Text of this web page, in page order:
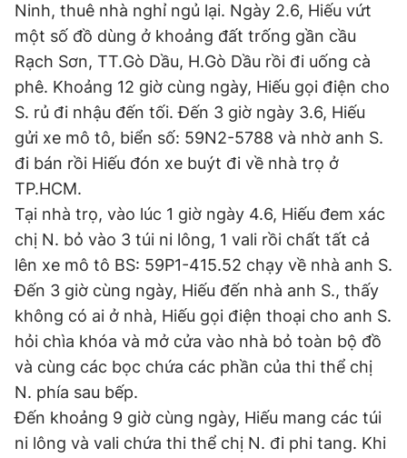
Ninh, thuê nhà nghỉ ngủ lại. Ngày 2.6, Hiếu vứt
một số đồ dùng ở khoảng đất trống gần cầu
Rạch Sơn, TT.Gò Dầu, H.Gò Dầu rồi đi uống cà
phê. Khoảng 12 giờ cùng ngày, Hiếu gọi điện cho
S. rủ đi nhậu đến tối. Đến 3 giờ ngày 3.6, Hiếu
gửi xe mô tô, biển số: 59N2-5788 và nhờ anh S.
đi bán rồi Hiếu đón xe buýt đi về nhà trọ ở
TP.HCM.
Tại nhà trọ, vào lúc 1 giờ ngày 4.6, Hiếu đem xác
chị N. bỏ vào 3 túi ni lông, 1 vali rồi chất tất cả
lên xe mô tô BS: 59P1-415.52 chạy về nhà anh S.
Đến 3 giờ cùng ngày, Hiếu đến nhà anh S., thấy
không có ai ở nhà, Hiếu gọi điện thoại cho anh S.
hỏi chìa khóa và mở cửa vào nhà bỏ toàn bộ đồ
và cùng các bọc chứa các phần của thi thể chị
N. phía sau bếp.
Đến khoảng 9 giờ cùng ngày, Hiếu mang các túi
ni lông và vali chứa thi thể chị N. đi phi tang. Khi